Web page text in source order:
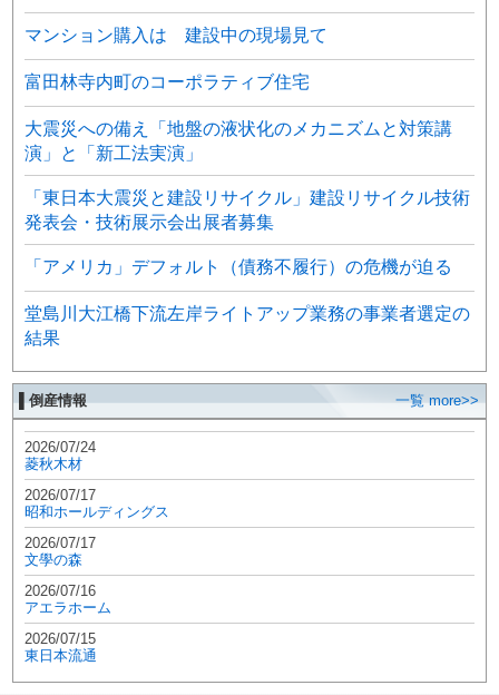
マンション購入は 建設中の現場見て
富田林寺内町のコーポラティブ住宅
大震災への備え「地盤の液状化のメカニズムと対策講
演」と「新工法実演」
「東日本大震災と建設リサイクル」建設リサイクル技術
発表会・技術展示会出展者募集
「アメリカ」デフォルト（債務不履行）の危機が迫る
堂島川大江橋下流左岸ライトアップ業務の事業者選定の
結果
▌倒産情報 一覧 more>>
2026/07/24
菱秋木材
2026/07/17
昭和ホールディングス
2026/07/17
文學の森
2026/07/16
アエラホーム
2026/07/15
東日本流通